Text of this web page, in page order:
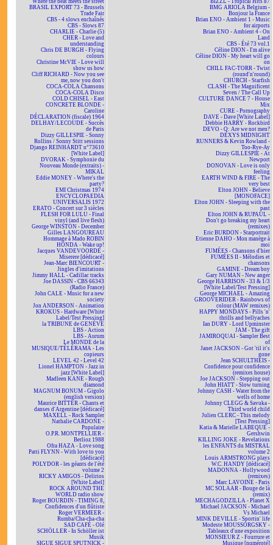
Where the beat meets the street
BRASIL EXPORT 73 - Brussels
Trade Fair
CBS - 4 slows enchaînés
CBS - Slows 87
CHARLIE - Charlie (5)
CHER - Love and
understanding
Chris DE BURGH - Flying
colours
Christine McVIE - Love will
show us how
Cliff RICHARD - Now you see
me, now you don't
COCA-COLA Chansons
COCA-COLA Disco
COLD CHISEL - East
CONCRETE BLONDE -
Caroline
DÉCLARATION (fiscale) 1964
DELHAY/LECOUDE - Succès
de Paris
Dizzy GILLESPIE - Sonny
Rollins / Sonny Stitt sessions
Django REINHARDT n°73610
[White Label]
DVORAK - Symphonie du
Nouveau Monde (extraits) -
MIKAL
Eddie MONEY - Where's the
party?
EMI Christmas 1974
ENCYCLOPAEDIA
UNIVERSALIS 1972
ERATO - Concert sur 3 siècles
FLESH FOR LULU - Final
vinyl (and live flesh)
George WINSTON - December
Gilles LANGOUREAU
Hommage à Mado ROBIN
HONDA - Wake up!
Jacques VANDEVOORDE -
Miserere [dédicacé]
Jean-Marc BIENCOURT -
Jingles d'imitations
Jimmy HALL - Cadillac tracks
Joe DASSIN - CBS 66343
(Radio France)
John CALE - Music for a new
society
Jon ANDERSON - Animation
KROKUS - Hardware [White
Label/Test Pressing]
la TRIBUNE de GENÈVE
LBS - Action
LBS - Aurum
Le MONDE de la
MUSIQUE/TÉLÉRAMA - Les
copieurs
LEVEL 42 - Level 42
Lionel HAMPTON - Jazz in
jazz [White Label]
Madleen KANE - Rough
diamond
MAGNUM BONUM - Gigolo
(english version)
Maurice BITTER - Chants et
danses d'Argentine [dédicacé]
MAXELL - Rock Sampler
Nathalie CARDONE -
Populaire
O.P.R. MONTPELLIER -
Berlioz 1988
Ofra HAZA - Love song
Patti FLYNN - With love to you
[dédicacé]
POLYDOR - les géants de l'été
volume 2
RICKY AMIGOS - Delirios
[White Label]
ROCK AROUND THE
WORLD radio show
Roger BOURDIN - TIMING 8,
Confidences d'un flûtiste
Roger VERMEER -
Rumba/Cha-cha-cha
SAD CAFÉ - Olé
SCHÖLLER - In Schöller ist
Musik
SIGUE SIGUE SPUTNICK -
BIZZL - Tropical Hits 87
BMG ARIOLA Belgium -
Bonjour la France
Brian ENO - Ambient 1 - Music
for airports
Brian ENO - Ambient 4 - On
Land
CBS - Été 73 vol.1
Céline DION - I'm alive
Céline DION - My heart will go
on
CHILL FAC-TORR - Twist
(round'n'round)
CHURCH - Starfish
CLASH - The Magnificent
Seven / The Call Up
CULTURE DANCE 7 - House
Mix
CURE - Pornography
DAVE - Dave [White Label]
Debbie HARRY - Rockbird
DEVO - Q: Are we not men?
DEXYS MIDNIGHT
RUNNERS & Kevin Rowland -
Too-Rye-Ay
Dizzy GILLESPIE - At
Newport
DONOVAN - Love is only
feeling
EARTH WIND & FIRE - The
very best
Elton JOHN - Believe
[MONOFACE]
Elton JOHN - Sleeping with the
past
Elton JOHN & RUPAUL -
Don't go breaking my heart
(remixes)
Eric BURDON - Starportrait
Etienne DAHO - Mon manège à
moi
FUMÉES - Chansons d'hier
FUMÉES II - Mélodies et
chansons
GAMINE - Dream boy
Gary NUMAN - New anger
George HARRISON - 33 & 1/3
[White Label/Test Pressing]
George MICHAEL - Amazing
GROOVERIDER - Rainbows of
colour (MAW remixes)
HAPPY MONDAYS - Pills 'n'
thrills and bellyaches
Ian DURY - Lord Upminster
JAM - The gift
JAMIROQUAI - Sampler Best
of
Janet JACKSON - Got 'til it's
gone
Jean SCHULTHEIS -
Confidence pour confidence
(remixes house)
Joe JACKSON - Stepping out
John HIATT - Slow turning
Johnny CASH - Water from the
wells of home
Johnny CLEGG & Savuka -
Third world child
Julien CLERC - This melody
[Test Pressing]
Katia & Marielle LABEQUE -
Gershwin
KILLING JOKE - Revelations
les ENFANTS du MISTRAL
volume 2
Louis ARMSTRONG plays
W.C. HANDY [dédicacé]
MADONNA - Hollywood
(remixes)
Marc LAVOINE - Paris
MC SOLAAR - Bouge de là
(remix)
MECHAGODZILLA - Planet X
Michael JACKSON - Michael
Vs Michael
MINK DEVILLE - Sportin' life
Modeste MOUSSORGSKY -
Tableaux d'une exposition
MONSIEUR Z - Fourrure et
Musique [numéroté]